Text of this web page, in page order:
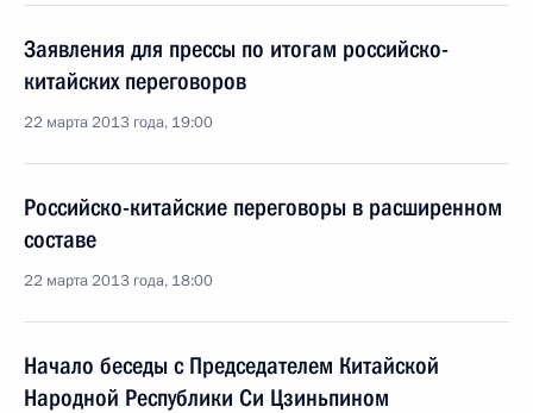
Заявления для прессы по итогам российско-
китайских переговоров
22 марта 2013 года, 19:00
Российско-китайские переговоры в расширенном
составе
22 марта 2013 года, 18:00
Начало беседы с Председателем Китайской
Народной Республики Си Цзиньпином